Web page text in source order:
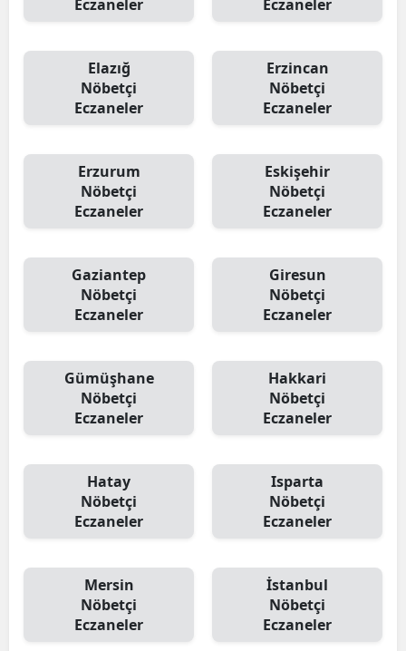
Eczaneler Eczaneler
Elazığ
Nöbetçi
Eczaneler
Erzincan
Nöbetçi
Eczaneler
Erzurum
Nöbetçi
Eczaneler
Eskişehir
Nöbetçi
Eczaneler
Gaziantep
Nöbetçi
Eczaneler
Giresun
Nöbetçi
Eczaneler
Gümüşhane
Nöbetçi
Eczaneler
Hakkari
Nöbetçi
Eczaneler
Hatay
Nöbetçi
Eczaneler
Isparta
Nöbetçi
Eczaneler
Mersin
Nöbetçi
Eczaneler
İstanbul
Nöbetçi
Eczaneler